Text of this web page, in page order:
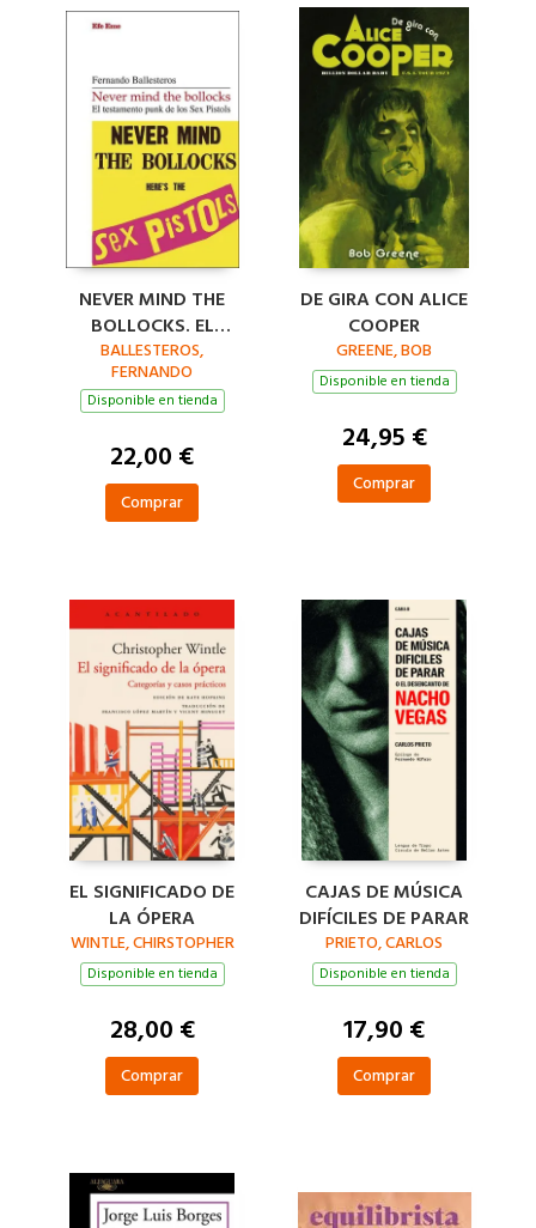
NEVER MIND THE
BOLLOCKS. EL
TESTAMENTO PUNK
DE LOS SEX PISTOLS
BALLESTEROS,
FERNANDO
Disponible en tienda
22,00 €
Comprar
DE GIRA CON ALICE
COOPER
GREENE, BOB
Disponible en tienda
24,95 €
Comprar
EL SIGNIFICADO DE
LA ÓPERA
WINTLE, CHIRSTOPHER
Disponible en tienda
28,00 €
Comprar
CAJAS DE MÚSICA
DIFÍCILES DE PARAR
PRIETO, CARLOS
Disponible en tienda
17,90 €
Comprar